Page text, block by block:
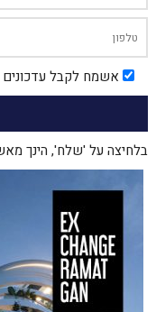
אשמח לקבל
בלחיצה על 'שלח', הינך